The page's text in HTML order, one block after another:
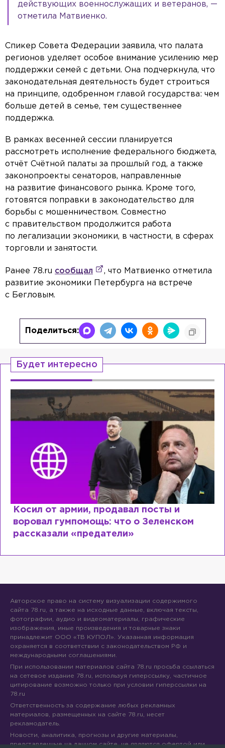
действующих военнослужащих и ветеранов, —
отметила Матвиенко.
Спикер Совета Федерации заявила, что палата
регионов уделяет особое внимание усилению мер
поддержки семей с детьми. Она подчеркнула, что
законодательная деятельность будет строиться
на принципе, одобренном главой государства: чем
больше детей в семье, тем существеннее
поддержка.
В рамках весенней сессии планируется
рассмотреть исполнение федерального бюджета,
отчёт Счётной палаты за прошлый год, а также
законопроекты сенаторов, направленные
на развитие финансового рынка. Кроме того,
готовятся поправки в законодательство для
борьбы с мошенничеством. Совместно
с правительством продолжится работа
по легализации экономики, в частности, в сферах
торговли и занятости.
Ранее 78.ru сообщал
, что Матвиенко отметила
развитие экономики Петербурга на встрече
с Бегловым.
Поделиться:
Будет интересно
Рыдает из-за мужа, но опять флиртует с
Лазаревым: как Лера Кудрявцева
сходит с ума
Авторское право на систему визуализации содержимого
сайта 78.ru, а также на исходные данные, включая тексты,
фотографии, аудио и видеоматериалы, графические
изображения, иные произведения и товарные знаки
принадлежит ООО «ТВ КУПОЛ». Указанная информация
охраняется в соответствии с законодательством РФ и
международными соглашениями.
При использовании материалов сайта 78.ru просьба ссылаться
на сетевое издание 78.ru, используя гиперссылку, частичное
цитирование возможно только при условии гиперссылки на
78.ru
Ответственность за содержание любых рекламных
материалов, размещенных на сайте 78.ru, несет
рекламодатель.
Новости, аналитика, прогнозы и другие материалы,
представленные на данном сайте, не являются офертой или